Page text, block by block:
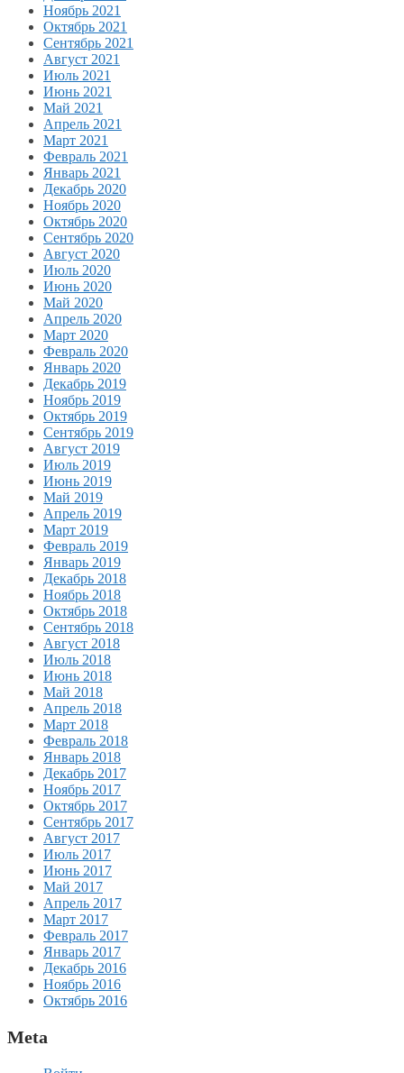
Ноябрь 2021
Октябрь 2021
Сентябрь 2021
Август 2021
Июль 2021
Июнь 2021
Май 2021
Апрель 2021
Март 2021
Февраль 2021
Январь 2021
Декабрь 2020
Ноябрь 2020
Октябрь 2020
Сентябрь 2020
Август 2020
Июль 2020
Июнь 2020
Май 2020
Апрель 2020
Март 2020
Февраль 2020
Январь 2020
Декабрь 2019
Ноябрь 2019
Октябрь 2019
Сентябрь 2019
Август 2019
Июль 2019
Июнь 2019
Май 2019
Апрель 2019
Март 2019
Февраль 2019
Январь 2019
Декабрь 2018
Ноябрь 2018
Октябрь 2018
Сентябрь 2018
Август 2018
Июль 2018
Июнь 2018
Май 2018
Апрель 2018
Март 2018
Февраль 2018
Январь 2018
Декабрь 2017
Ноябрь 2017
Октябрь 2017
Сентябрь 2017
Август 2017
Июль 2017
Июнь 2017
Май 2017
Апрель 2017
Март 2017
Февраль 2017
Январь 2017
Декабрь 2016
Ноябрь 2016
Октябрь 2016
Meta